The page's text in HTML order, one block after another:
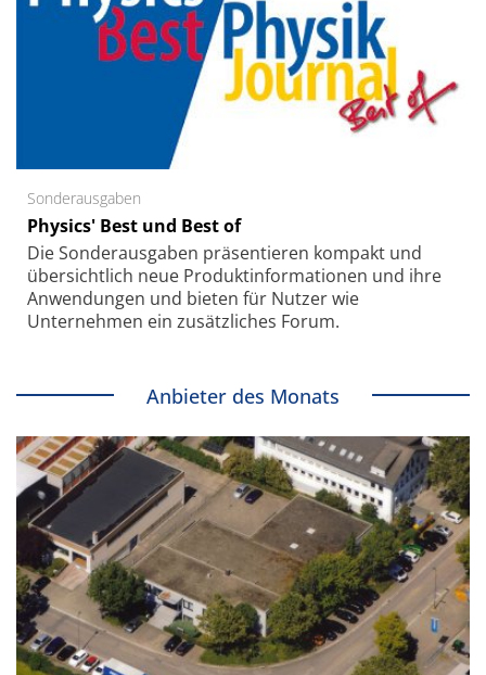
Sonderausgaben
Physics' Best und Best of
Die Sonder­ausgaben präsentieren kompakt und
übersichtlich neue Produkt­informationen und ihre
Anwendungen und bieten für Nutzer wie
Unternehmen ein zusätzliches Forum.
Anbieter des Monats